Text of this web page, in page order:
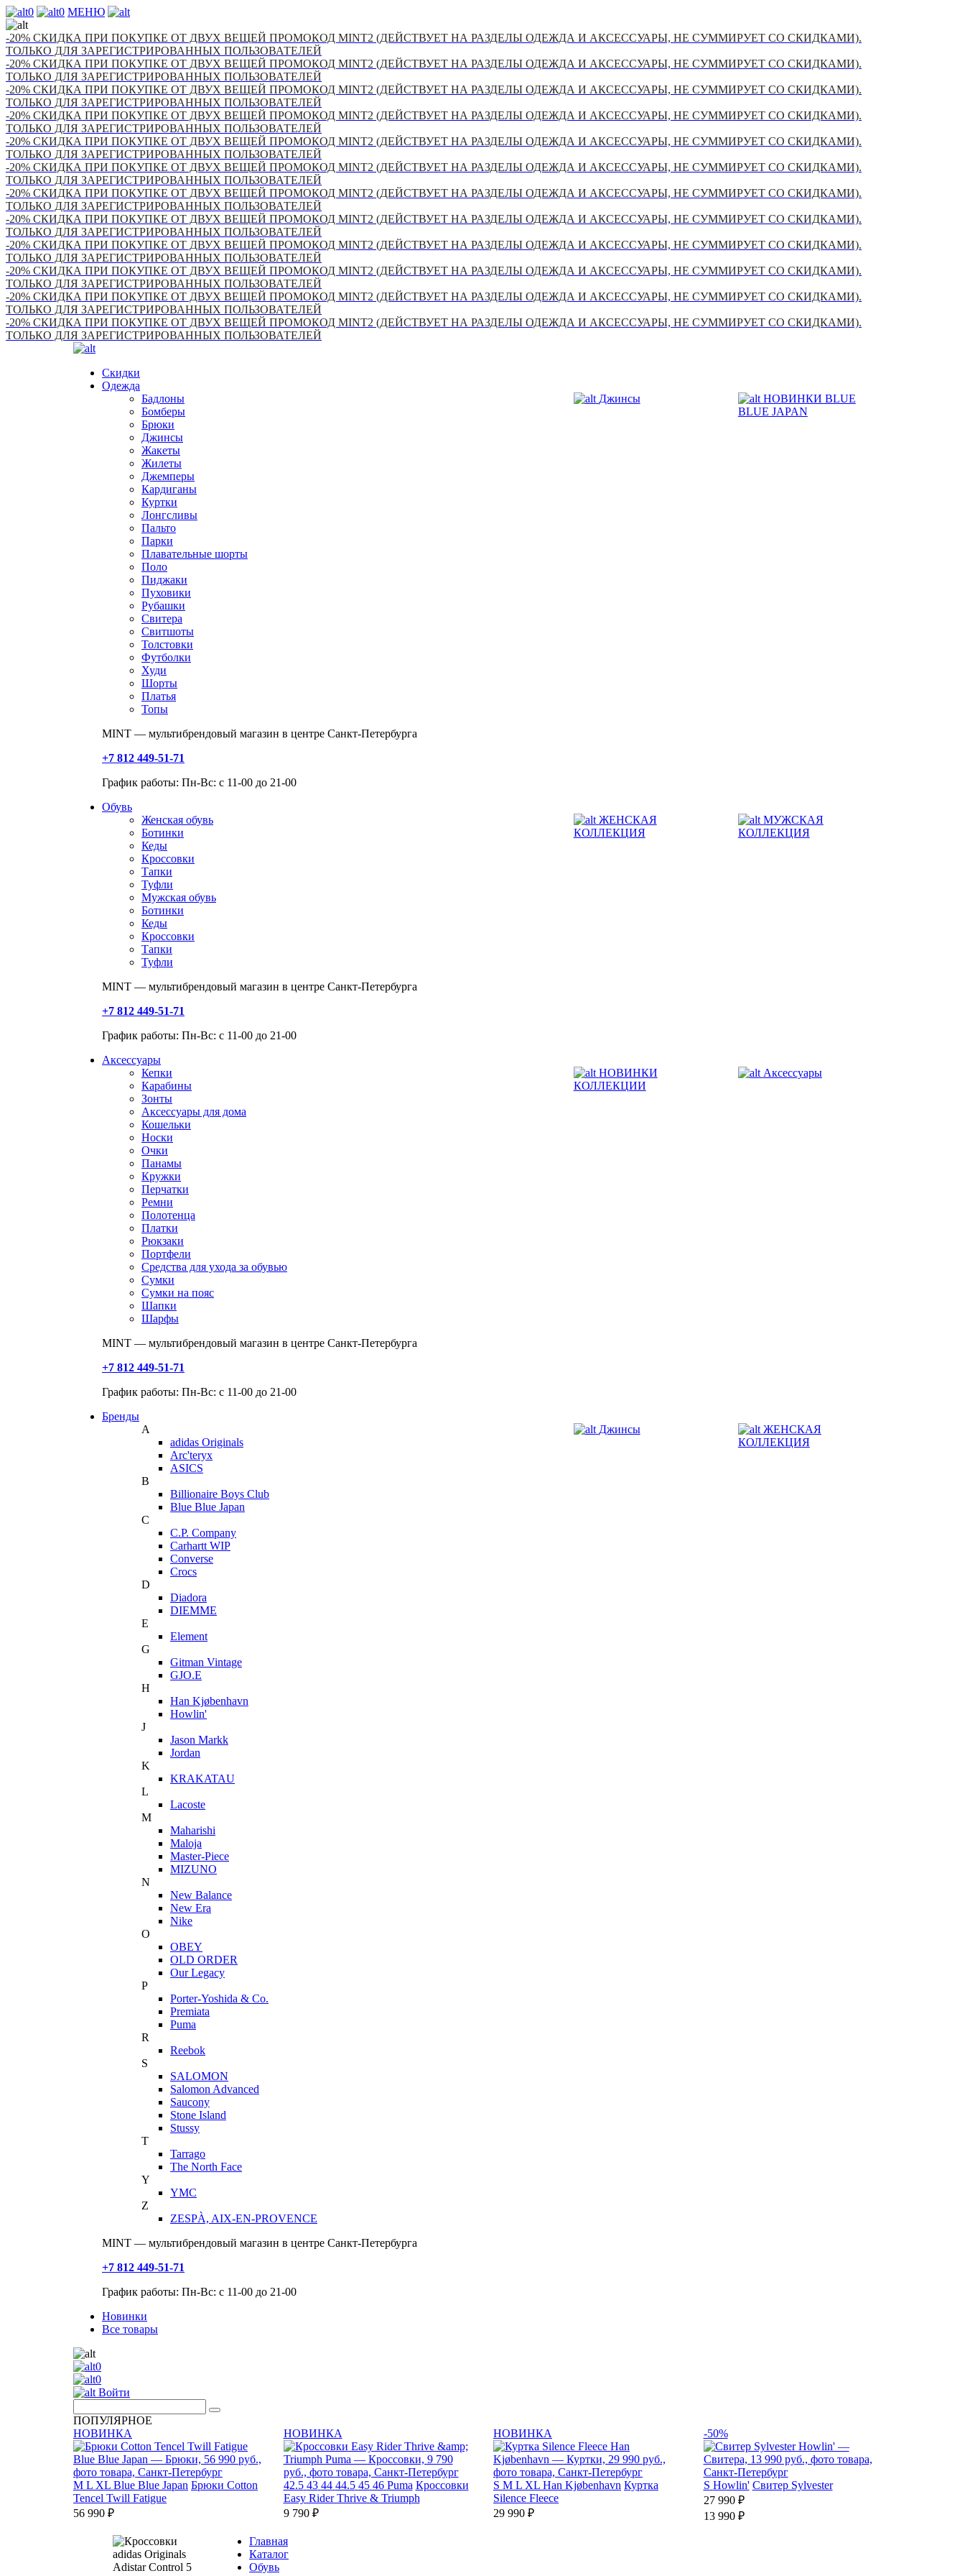
0 0 МЕНЮ
-20% СКИДКА ПРИ ПОКУПКЕ ОТ ДВУХ ВЕЩЕЙ ПРОМОКОД MINT2 (ДЕЙСТВУЕТ НА РАЗДЕЛЫ ОДЕЖДА И АКСЕССУАРЫ, НЕ СУММИРУЕТ СО СКИДКАМИ).
ТОЛЬКО ДЛЯ ЗАРЕГИСТРИРОВАННЫХ ПОЛЬЗОВАТЕЛЕЙ
-20% СКИДКА ПРИ ПОКУПКЕ ОТ ДВУХ ВЕЩЕЙ ПРОМОКОД MINT2 (ДЕЙСТВУЕТ НА РАЗДЕЛЫ ОДЕЖДА И АКСЕССУАРЫ, НЕ СУММИРУЕТ СО СКИДКАМИ).
ТОЛЬКО ДЛЯ ЗАРЕГИСТРИРОВАННЫХ ПОЛЬЗОВАТЕЛЕЙ
-20% СКИДКА ПРИ ПОКУПКЕ ОТ ДВУХ ВЕЩЕЙ ПРОМОКОД MINT2 (ДЕЙСТВУЕТ НА РАЗДЕЛЫ ОДЕЖДА И АКСЕССУАРЫ, НЕ СУММИРУЕТ СО СКИДКАМИ).
ТОЛЬКО ДЛЯ ЗАРЕГИСТРИРОВАННЫХ ПОЛЬЗОВАТЕЛЕЙ
-20% СКИДКА ПРИ ПОКУПКЕ ОТ ДВУХ ВЕЩЕЙ ПРОМОКОД MINT2 (ДЕЙСТВУЕТ НА РАЗДЕЛЫ ОДЕЖДА И АКСЕССУАРЫ, НЕ СУММИРУЕТ СО СКИДКАМИ).
ТОЛЬКО ДЛЯ ЗАРЕГИСТРИРОВАННЫХ ПОЛЬЗОВАТЕЛЕЙ
-20% СКИДКА ПРИ ПОКУПКЕ ОТ ДВУХ ВЕЩЕЙ ПРОМОКОД MINT2 (ДЕЙСТВУЕТ НА РАЗДЕЛЫ ОДЕЖДА И АКСЕССУАРЫ, НЕ СУММИРУЕТ СО СКИДКАМИ).
ТОЛЬКО ДЛЯ ЗАРЕГИСТРИРОВАННЫХ ПОЛЬЗОВАТЕЛЕЙ
-20% СКИДКА ПРИ ПОКУПКЕ ОТ ДВУХ ВЕЩЕЙ ПРОМОКОД MINT2 (ДЕЙСТВУЕТ НА РАЗДЕЛЫ ОДЕЖДА И АКСЕССУАРЫ, НЕ СУММИРУЕТ СО СКИДКАМИ).
ТОЛЬКО ДЛЯ ЗАРЕГИСТРИРОВАННЫХ ПОЛЬЗОВАТЕЛЕЙ
-20% СКИДКА ПРИ ПОКУПКЕ ОТ ДВУХ ВЕЩЕЙ ПРОМОКОД MINT2 (ДЕЙСТВУЕТ НА РАЗДЕЛЫ ОДЕЖДА И АКСЕССУАРЫ, НЕ СУММИРУЕТ СО СКИДКАМИ).
ТОЛЬКО ДЛЯ ЗАРЕГИСТРИРОВАННЫХ ПОЛЬЗОВАТЕЛЕЙ
-20% СКИДКА ПРИ ПОКУПКЕ ОТ ДВУХ ВЕЩЕЙ ПРОМОКОД MINT2 (ДЕЙСТВУЕТ НА РАЗДЕЛЫ ОДЕЖДА И АКСЕССУАРЫ, НЕ СУММИРУЕТ СО СКИДКАМИ).
ТОЛЬКО ДЛЯ ЗАРЕГИСТРИРОВАННЫХ ПОЛЬЗОВАТЕЛЕЙ
-20% СКИДКА ПРИ ПОКУПКЕ ОТ ДВУХ ВЕЩЕЙ ПРОМОКОД MINT2 (ДЕЙСТВУЕТ НА РАЗДЕЛЫ ОДЕЖДА И АКСЕССУАРЫ, НЕ СУММИРУЕТ СО СКИДКАМИ).
ТОЛЬКО ДЛЯ ЗАРЕГИСТРИРОВАННЫХ ПОЛЬЗОВАТЕЛЕЙ
-20% СКИДКА ПРИ ПОКУПКЕ ОТ ДВУХ ВЕЩЕЙ ПРОМОКОД MINT2 (ДЕЙСТВУЕТ НА РАЗДЕЛЫ ОДЕЖДА И АКСЕССУАРЫ, НЕ СУММИРУЕТ СО СКИДКАМИ).
ТОЛЬКО ДЛЯ ЗАРЕГИСТРИРОВАННЫХ ПОЛЬЗОВАТЕЛЕЙ
-20% СКИДКА ПРИ ПОКУПКЕ ОТ ДВУХ ВЕЩЕЙ ПРОМОКОД MINT2 (ДЕЙСТВУЕТ НА РАЗДЕЛЫ ОДЕЖДА И АКСЕССУАРЫ, НЕ СУММИРУЕТ СО СКИДКАМИ).
ТОЛЬКО ДЛЯ ЗАРЕГИСТРИРОВАННЫХ ПОЛЬЗОВАТЕЛЕЙ
-20% СКИДКА ПРИ ПОКУПКЕ ОТ ДВУХ ВЕЩЕЙ ПРОМОКОД MINT2 (ДЕЙСТВУЕТ НА РАЗДЕЛЫ ОДЕЖДА И АКСЕССУАРЫ, НЕ СУММИРУЕТ СО СКИДКАМИ).
ТОЛЬКО ДЛЯ ЗАРЕГИСТРИРОВАННЫХ ПОЛЬЗОВАТЕЛЕЙ
Скидки
Одежда
Бадлоны
Бомберы
Брюки
Джинсы
Жакеты
Жилеты
Джемперы
Кардиганы
Куртки
Лонгсливы
Пальто
Парки
Плавательные шорты
Поло
Пиджаки
Пуховики
Рубашки
Свитера
Свитшоты
Толстовки
Футболки
Худи
Шорты
Платья
Топы
Джинсы
НОВИНКИ BLUE
BLUE JAPAN
MINT — мультибрендовый магазин в центре Санкт-Петербурга
+7 812 449-51-71
График работы: Пн-Вс: с 11-00 до 21-00
Обувь
Женская обувь
Ботинки
Кеды
Кроссовки
Тапки
Туфли
Мужская обувь
Ботинки
Кеды
Кроссовки
Тапки
Туфли
ЖЕНСКАЯ
КОЛЛЕКЦИЯ
МУЖСКАЯ
КОЛЛЕКЦИЯ
MINT — мультибрендовый магазин в центре Санкт-Петербурга
+7 812 449-51-71
График работы: Пн-Вс: с 11-00 до 21-00
Аксессуары
Кепки
Карабины
Зонты
Аксессуары для дома
Кошельки
Носки
Очки
Панамы
Кружки
Перчатки
Ремни
Полотенца
Платки
Рюкзаки
Портфели
Средства для ухода за обувью
Сумки
Сумки на пояс
Шапки
Шарфы
НОВИНКИ
КОЛЛЕКЦИИ
Аксессуары
MINT — мультибрендовый магазин в центре Санкт-Петербурга
+7 812 449-51-71
График работы: Пн-Вс: с 11-00 до 21-00
Бренды
A
adidas Originals
Arc'teryx
ASICS
B
Billionaire Boys Club
Blue Blue Japan
C
C.P. Company
Carhartt WIP
Converse
Crocs
D
Diadora
DIEMME
E
Element
G
Gitman Vintage
GJO.E
H
Han Kjøbenhavn
Howlin'
J
Jason Markk
Jordan
K
KRAKATAU
L
Lacoste
M
Maharishi
Maloja
Master-Piece
MIZUNO
N
New Balance
New Era
Nike
O
OBEY
OLD ORDER
Our Legacy
P
Porter-Yoshida & Co.
Premiata
Puma
R
Reebok
S
SALOMON
Salomon Advanced
Saucony
Stone Island
Stussy
T
Tarrago
The North Face
Y
YMC
Z
ZESPÀ, AIX-EN-PROVENCE
Джинсы
ЖЕНСКАЯ
КОЛЛЕКЦИЯ
MINT — мультибрендовый магазин в центре Санкт-Петербурга
+7 812 449-51-71
График работы: Пн-Вс: с 11-00 до 21-00
Новинки
Все товары
0
0
Войти
ПОПУЛЯРНОЕ
НОВИНКА
M L XL Blue Blue Japan Брюки Cotton
Tencel Twill Fatigue
56 990 ₽
НОВИНКА
42.5 43 44 44.5 45 46 Puma Кроссовки
Easy Rider Thrive & Triumph
9 790 ₽
НОВИНКА
S M L XL Han Kjøbenhavn Куртка
Silence Fleece
29 990 ₽
-50%
S Howlin' Свитер Sylvester
27 990 ₽
13 990 ₽
Главная
Каталог
Обувь